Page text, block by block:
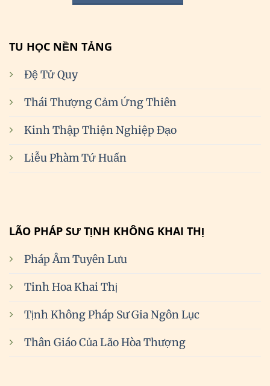
TU HỌC NỀN TẢNG
Đệ Tử Quy
Thái Thượng Cảm Ứng Thiên
Kinh Thập Thiện Nghiệp Đạo
Liễu Phàm Tứ Huấn
LÃO PHÁP SƯ TỊNH KHÔNG KHAI THỊ
Pháp Âm Tuyên Lưu
Tinh Hoa Khai Thị
Tịnh Không Pháp Sư Gia Ngôn Lục
Thân Giáo Của Lão Hòa Thượng